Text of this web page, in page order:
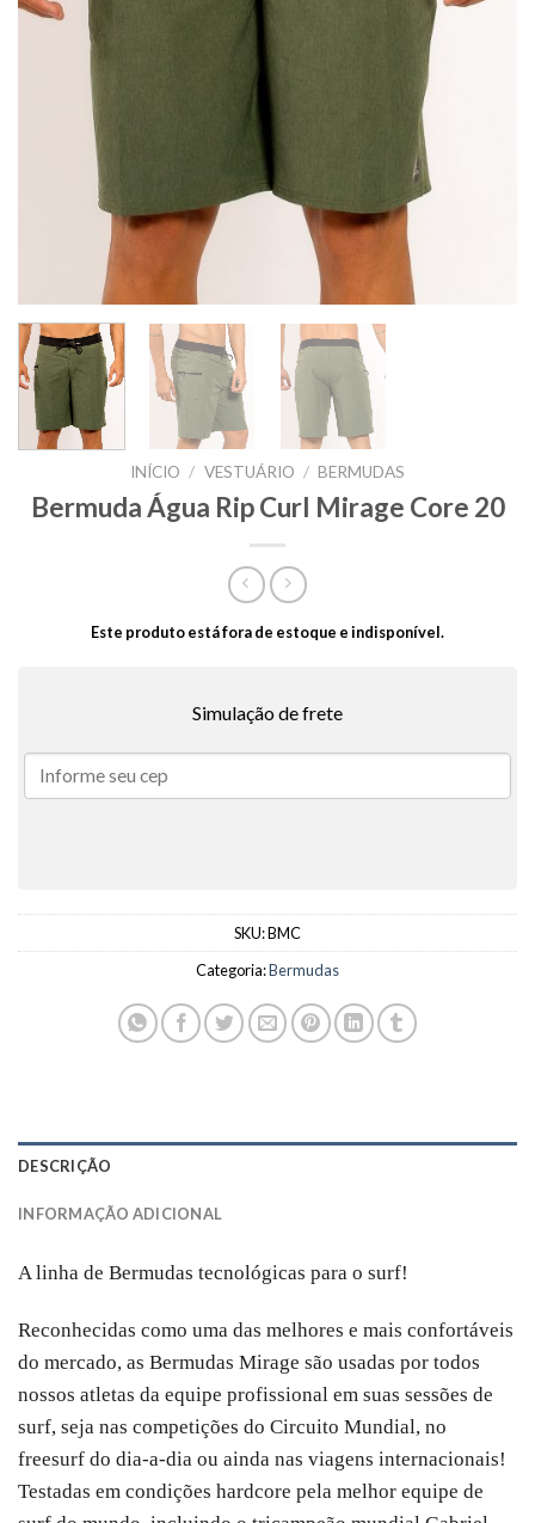
INÍCIO / VESTUÁRIO / BERMUDAS
Bermuda Água Rip Curl Mirage Core 20
Este produto está fora de estoque e indisponível.
Simulação de frete
SKU:BMC
Categoria:Bermudas
DESCRIÇÃO
INFORMAÇÃO ADICIONAL
A linha de Bermudas tecnológicas para o surf!
Reconhecidas como uma das melhores e mais confortáveis
do mercado, as Bermudas Mirage são usadas por todos
nossos atletas da equipe profissional em suas sessões de
surf, seja nas competições do Circuito Mundial, no
freesurf do dia-a-dia ou ainda nas viagens internacionais!
Testadas em condições hardcore pela melhor equipe de